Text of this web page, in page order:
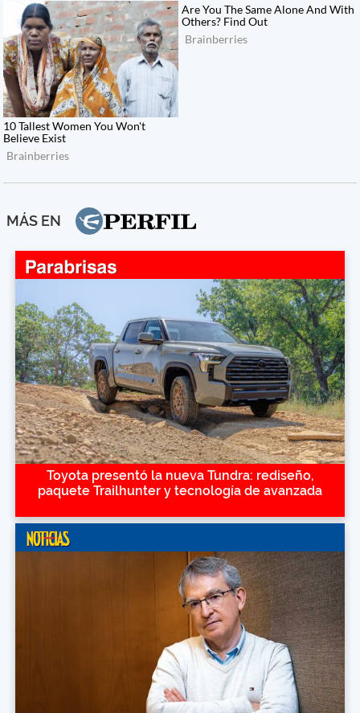
MÁS EN
Toyota presentó la nueva Tundra: rediseño,
paquete Trailhunter y tecnología de avanzada